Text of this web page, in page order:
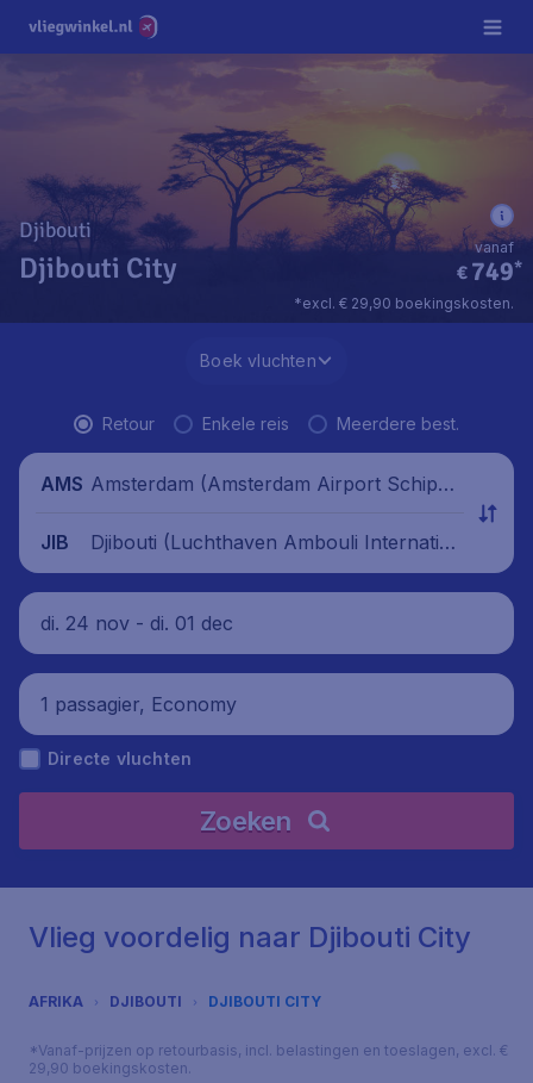
Djibouti
Djibouti City € 749*
vanaf
*excl. € 29,90 boekingskosten.
Boek vluchten
Retour Enkele reis Meerdere best.
AMS Amsterdam (Amsterdam Airport Schipho
JIB
Djibouti (Luchthaven Ambouli Internation
aal), Djibouti
di. 24 nov - di. 01 dec
1 passagier, Economy
Directe vluchten
Zoeken
Vlieg voordelig naar Djibouti City
AFRIKA DJIBOUTI DJIBOUTI CITY
*Vanaf-prijzen op retourbasis, incl. belastingen en toeslagen, excl. €
29,90 boekingskosten.